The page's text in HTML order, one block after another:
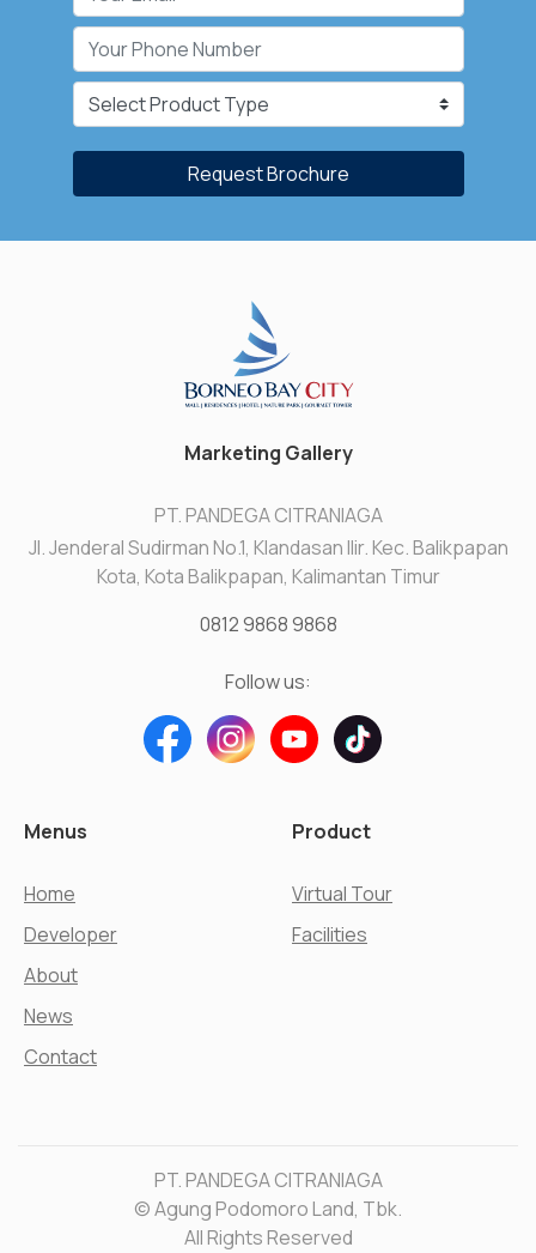
Request Brochure
Marketing Gallery
PT. PANDEGA CITRANIAGA
Jl. Jenderal Sudirman No.1, Klandasan Ilir. Kec. Balikpapan
Kota, Kota Balikpapan, Kalimantan Timur
0812 9868 9868
Follow us:
Menus
Home
Developer
About
News
Contact
Product
Virtual Tour
Facilities
PT. PANDEGA CITRANIAGA
© Agung Podomoro Land, Tbk.
All Rights Reserved